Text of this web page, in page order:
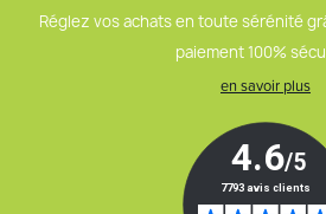
Réglez vos achats en toute sérénité
paiement 100%
en savoir plus